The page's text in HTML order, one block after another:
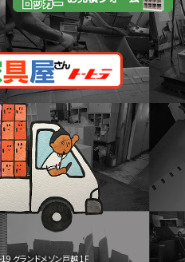
グランドメゾン戸越 1F